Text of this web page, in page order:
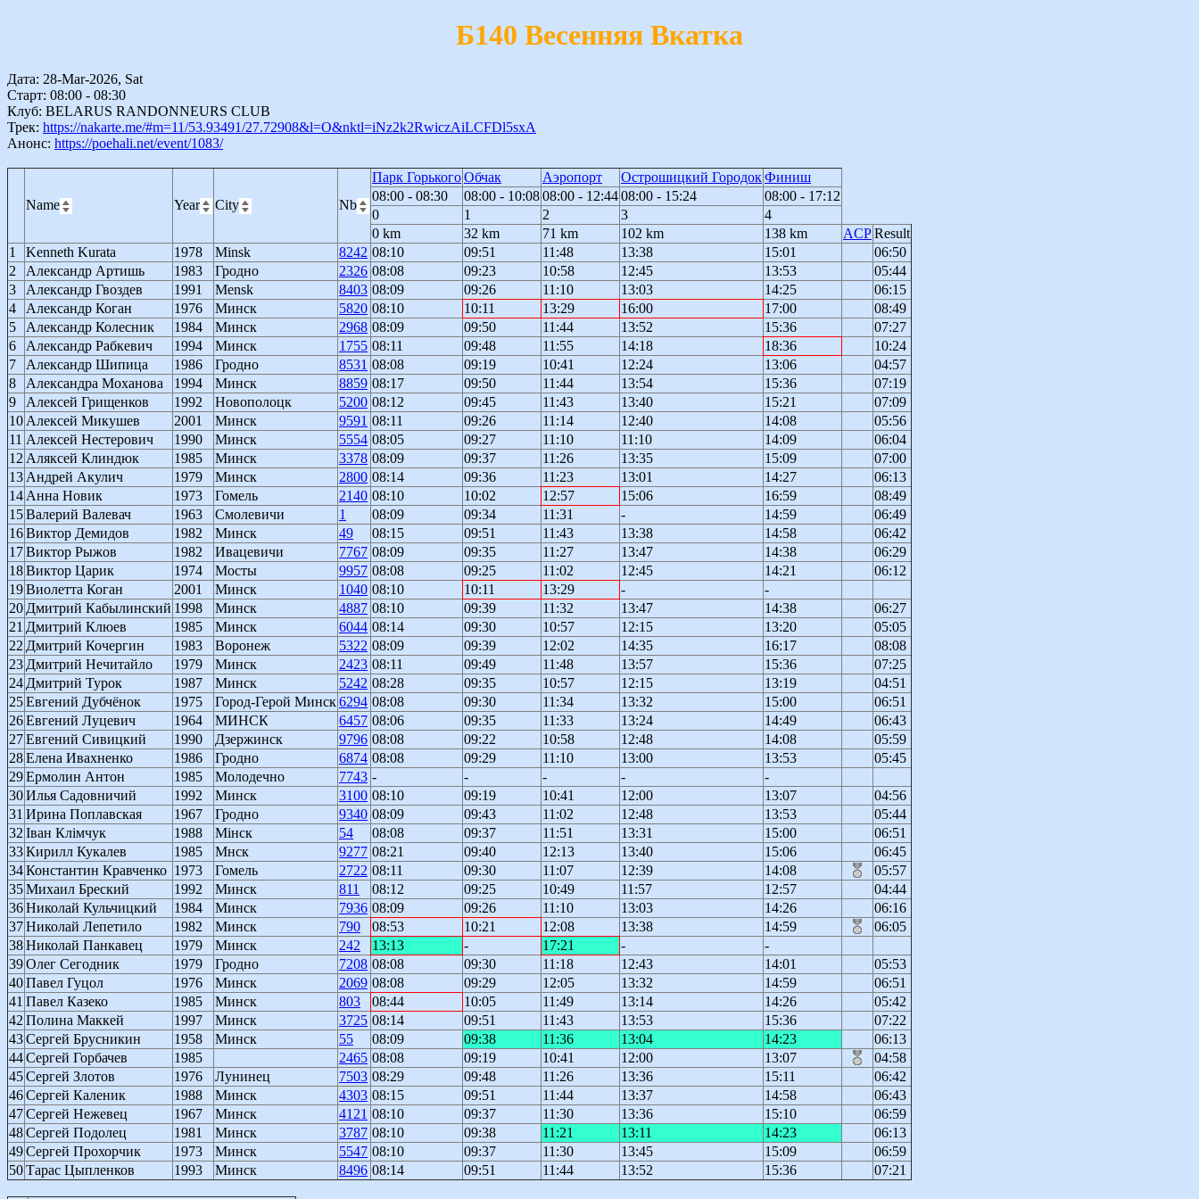
Б140 Весенняя Вкатка
Дата: 28-Mar-2026, Sat
Старт: 08:00 - 08:30
Клуб: BELARUS RANDONNEURS CLUB
Трек: https://nakarte.me/#m=11/53.93491/27.72908&l=O&nktl=iNz2k2RwiczAiLCFDl5sxA
Анонс: https://poehali.net/event/1083/
Name Year City Nb
Парк ГорькогоОбчак Аэропорт Острошицкий ГородокФиниш
08:00 - 08:30
08:00 - 10:0808:00 - 12:4408:00 - 15:24
08:00 - 17:12
0
1 2 3
4
0 km
32 km 71 km 102 km 138 km ACPResult
1
Kenneth Kurata 1978 Minsk 8242 08:10 09:51 11:48 13:38 15:01
06:50
2
Александр Артишь 1983 Гродно 2326 08:08 09:23 10:58 12:45 13:53
05:44
3
Александр Гвоздев 1991 Mensk 8403 08:09 09:26 11:10 13:03 14:25
06:15
4
Александр Коган 1976 Минск 5820 08:10 10:11 13:29 16:00 17:00
08:49
5
Александр Колесник 1984 Минск 2968 08:09 09:50 11:44 13:52 15:36
07:27
6
Александр Рабкевич 1994 Минск 1755 08:11 09:48 11:55 14:18 18:36
10:24
7
Александр Шипица 1986 Гродно 8531 08:08 09:19 10:41 12:24 13:06
04:57
8
Александра Моханова 1994 Минск 8859 08:17 09:50 11:44 13:54 15:36
07:19
9
Алексей Грищенков 1992 Новополоцк 5200 08:12 09:45 11:43 13:40 15:21
07:09
10 Алексей Микушев 2001 Минск 9591 08:11 09:26 11:14 12:40 14:08
05:56
11 Алексей Нестерович 1990 Минск 5554 08:05 09:27 11:10 11:10 14:09
06:04
12 Аляксей Клиндюк 1985 Минск 3378 08:09 09:37 11:26 13:35 15:09
07:00
13 Андрей Акулич 1979 Минск 2800 08:14 09:36 11:23 13:01 14:27
06:13
14 Анна Новик 1973 Гомель 2140 08:10 10:02 12:57 15:06 16:59
08:49
15Валерий Валевач 1963 Смолевичи 1 08:09 09:34 11:31 - 14:59
06:49
16Виктор Демидов 1982 Минск 49 08:15 09:51 11:43 13:38 14:58
06:42
17Виктор Рыжов 1982 Ивацевичи 7767 08:09 09:35 11:27 13:47 14:38
06:29
18Виктор Царик 1974 Мосты 9957 08:08 09:25 11:02 12:45 14:21
06:12
19Виолетта Коган 2001 Минск 1040 08:10 10:11 13:29 -
-
20 Дмитрий Кабылинский 1998 Минск 4887 08:10 09:39 11:32 13:47 14:38
06:27
21 Дмитрий Клюев 1985 Минск 6044 08:14 09:30 10:57 12:15 13:20
05:05
22 Дмитрий Кочергин 1983 Воронеж 5322 08:09 09:39 12:02 14:35 16:17
08:08
23 Дмитрий Нечитайло 1979 Минск 2423 08:11 09:49 11:48 13:57 15:36
07:25
24 Дмитрий Турок 1987 Минск 5242 08:28 09:35 10:57 12:15 13:19
04:51
25Евгений Дубчёнок 1975 Город-Герой Минск6294 08:08 09:30 11:34 13:32 15:00
06:51
26Евгений Луцевич 1964 МИНСК 6457 08:06 09:35 11:33 13:24 14:49
06:43
27Евгений Сивицкий 1990 Дзержинск 9796 08:08 09:22 10:58 12:48 14:08
05:59
28Елена Ивахненко 1986 Гродно 6874 08:08 09:29 11:10 13:00 13:53
05:45
29Ермолин Антон 1985 Молодечно 7743 - - - -
-
30Илья Садовничий 1992 Минск 3100 08:10 09:19 10:41 12:00 13:07
04:56
31 Ирина Поплавская 1967 Гродно 9340 08:09 09:43 11:02 12:48 13:53
05:44
32 Іван Клімчук 1988 Мінск 54 08:08 09:37 11:51 13:31 15:00
06:51
33Кирилл Кукалев 1985 Мнск 9277 08:21 09:40 12:13 13:40 15:06
06:45
34Константин Кравченко 1973 Гомель 2722 08:11 09:30 11:07 12:39 14:08
05:57
35Михаил Бреский 1992 Минск 811 08:12 09:25 10:49 11:57 12:57
04:44
36Николай Кульчицкий 1984 Минск 7936 08:09 09:26 11:10 13:03 14:26
06:16
37Николай Лепетило 1982 Минск 790 08:53 10:21 12:08 13:38 14:59
06:05
38Николай Панкавец 1979 Минск 242 13:13 - 17:21 -
-
39Олег Сегодник 1979 Гродно 7208 08:08 09:30 11:18 12:43 14:01
05:53
40Павел Гуцол 1976 Минск 2069 08:08 09:29 12:05 13:32 14:59
06:51
41 Павел Казеко 1985 Минск 803 08:44 10:05 11:49 13:14 14:26
05:42
42 Полина Маккей 1997 Минск 3725 08:14 09:51 11:43 13:53 15:36
07:22
43Сергей Брусникин 1958 Минск 55 08:09 09:38 11:36 13:04 14:23
06:13
44Сергей Горбачев 1985 2465 08:08 09:19 10:41 12:00 13:07
04:58
45Сергей Злотов 1976 Лунинец 7503 08:29 09:48 11:26 13:36 15:11
06:42
46Сергей Каленик 1988 Минск 4303 08:15 09:51 11:44 13:37 14:58
06:43
47Сергей Нежевец 1967 Минск 4121 08:10 09:37 11:30 13:36 15:10
06:59
48Сергей Подолец 1981 Минск 3787 08:10 09:38 11:21 13:11 14:23
06:13
49Сергей Прохорчик 1973 Минск 5547 08:10 09:37 11:30 13:45 15:09
06:59
50Тарас Цыпленков 1993 Минск 8496 08:14 09:51 11:44 13:52 15:36 07:21